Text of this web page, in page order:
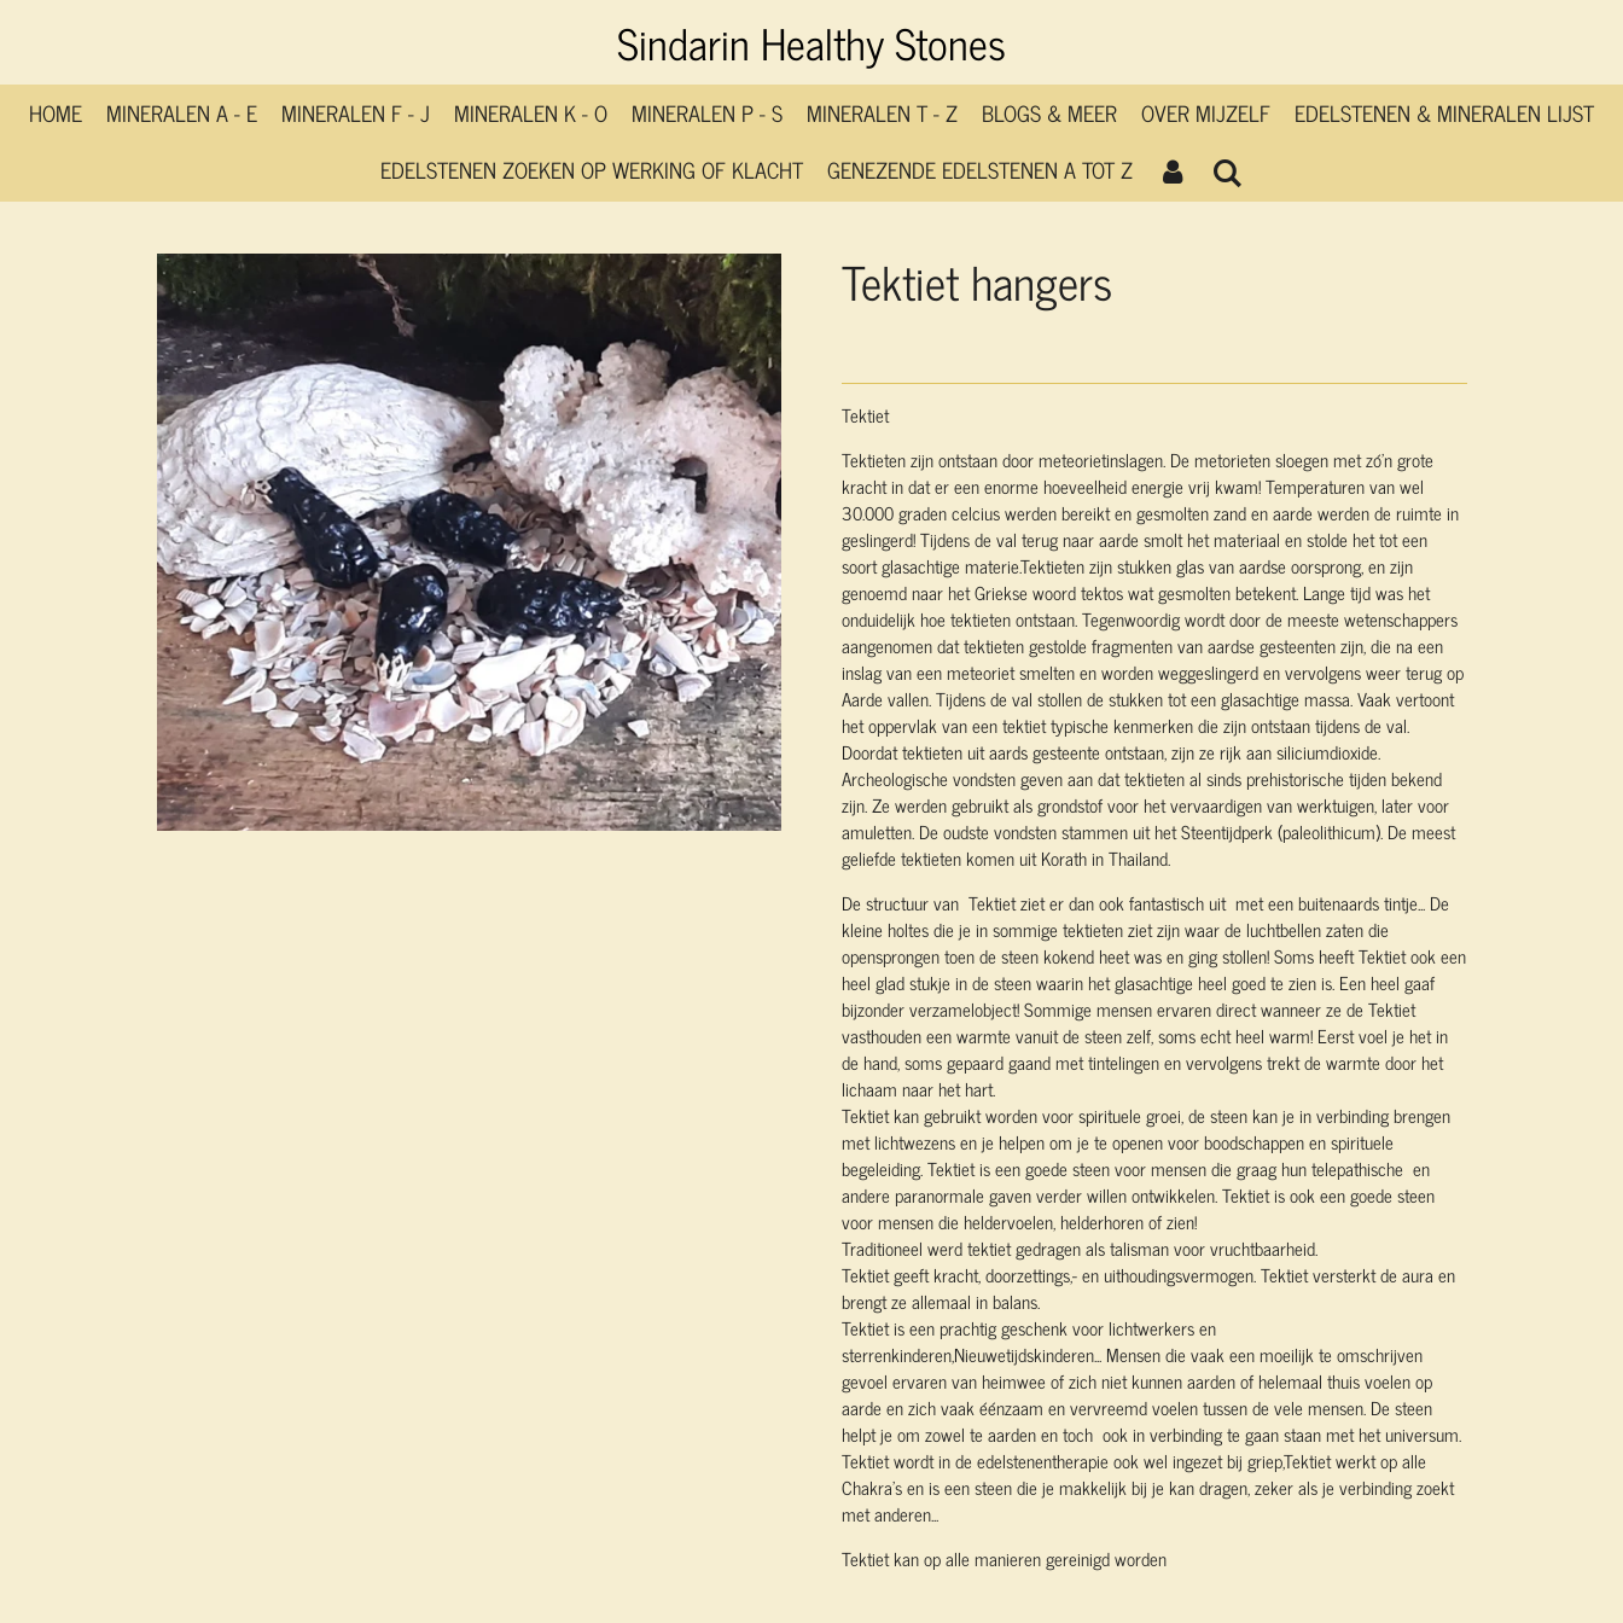
de
hoofdinhoud
Sindarin Healthy Stones
HOME MINERALEN A - E MINERALEN F - J MINERALEN K - O MINERALEN P - S MINERALEN T - Z BLOGS & MEER OVER MIJZELF
EDELSTENEN & MINERALEN LIJST
EDELSTENEN ZOEKEN OP WERKING OF KLACHT
GENEZENDE EDELSTENEN A TOT Z
Tektiet hangers
Tektiet
Tektieten zijn ontstaan door meteorietinslagen. De metorieten sloegen met zó'n grote
kracht in dat er een enorme hoeveelheid energie vrij kwam! Temperaturen van wel
30.000 graden celcius werden bereikt en gesmolten zand en aarde werden de ruimte in
geslingerd! Tijdens de val terug naar aarde smolt het materiaal en stolde het tot een
soort glasachtige materie.Tektieten zijn stukken glas van aardse oorsprong, en zijn
genoemd naar het Griekse woord tektos wat gesmolten betekent. Lange tijd was het
onduidelijk hoe tektieten ontstaan. Tegenwoordig wordt door de meeste wetenschappers
aangenomen dat tektieten gestolde fragmenten van aardse gesteenten zijn, die na een
inslag van een meteoriet smelten en worden weggeslingerd en vervolgens weer terug op
Aarde vallen. Tijdens de val stollen de stukken tot een glasachtige massa. Vaak vertoont
het oppervlak van een tektiet typische kenmerken die zijn ontstaan tijdens de val.
Doordat tektieten uit aards gesteente ontstaan, zijn ze rijk aan siliciumdioxide.
Archeologische vondsten geven aan dat tektieten al sinds prehistorische tijden bekend
zijn. Ze werden gebruikt als grondstof voor het vervaardigen van werktuigen, later voor
amuletten. De oudste vondsten stammen uit het Steentijdperk (paleolithicum). De meest
geliefde tektieten komen uit Korath in Thailand.
De structuur van Tektiet ziet er dan ook fantastisch uit met een buitenaards tintje... De
kleine holtes die je in sommige tektieten ziet zijn waar de luchtbellen zaten die
opensprongen toen de steen kokend heet was en ging stollen! Soms heeft Tektiet ook een
heel glad stukje in de steen waarin het glasachtige heel goed te zien is. Een heel gaaf
bijzonder verzamelobject!Sommige mensen ervaren direct wanneer ze de Tektiet
vasthouden een warmte vanuit de steen zelf, soms echt heel warm! Eerst voel je het in
de hand, soms gepaard gaand met tintelingen en vervolgens trekt de warmte door het
lichaam naar het hart.
Tektiet kan gebruikt worden voor spirituele groei, de steen kan je in verbinding brengen
met lichtwezens en je helpen om je te openen voor boodschappen en spirituele
begeleiding. Tektiet is een goede steen voor mensen die graag hun telepathische en
andere paranormale gaven verder willen ontwikkelen. Tektiet is ook een goede steen
voor mensen die heldervoelen, helderhoren of zien!
Traditioneel werd tektiet gedragen als talisman voor vruchtbaarheid.
Tektiet geeft kracht, doorzettings,- en uithoudingsvermogen. Tektiet versterkt de aura en
brengt ze allemaal in balans.
Tektiet is een prachtig geschenk voor lichtwerkers en
sterrenkinderen,Nieuwetijdskinderen... Mensen die vaak een moeilijk te omschrijven
gevoel ervaren van heimwee of zich niet kunnen aarden of helemaal thuis voelen op
aarde en zich vaak éénzaam en vervreemd voelen tussen de vele mensen. De steen
helpt je om zowel te aarden en toch ook in verbinding te gaan staan met het universum.
Tektiet wordt in de edelstenentherapie ook wel ingezet bij griep,Tektiet werkt op alle
Chakra's en is een steen die je makkelijk bij je kan dragen, zeker als je verbinding zoekt
met anderen...
Tektiet kan op alle manieren gereinigd worden